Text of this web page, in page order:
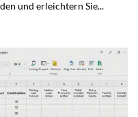
und erleichtern Sie...